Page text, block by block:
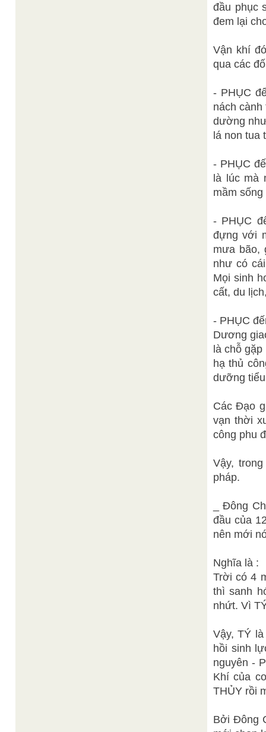
đầu phục
đem lại
Vận khí
qua các
- PHỤC
nách
dường
lá non tua
- PHỤC
là lúc mà
mầm
- PHỤC
đựng với
mưa bão,
như có
Mọi sinh
cất, du
- PHỤC
Dương
là chỗ
hạ thủ
dưỡng
Các Đạo
vạn thời
công phu
Vậy,
pháp.
_ Đông
đầu của
nên mới
Nghĩa là :
Trời có 4
thì sanh
nhứt. Vì
Vậy, TÝ
hồi sinh
nguyên -
Khí của
THỦY rồi
Bởi Đông